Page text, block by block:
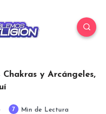
y Arcángeles,
7 Min de Lectura